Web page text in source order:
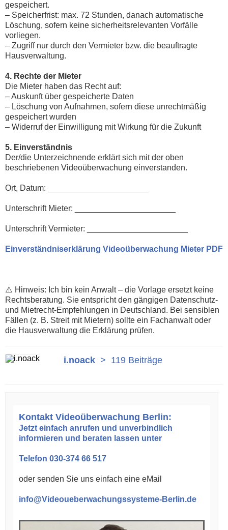
gespeichert.
– Speicherfrist: max. 72 Stunden, danach automatische
Löschung, sofern keine sicherheitsrelevanten Vorfälle
vorliegen.
– Zugriff nur durch den Vermieter bzw. die beauftragte
Hausverwaltung.
4. Rechte der Mieter
Die Mieter haben das Recht auf:
– Auskunft über gespeicherte Daten
– Löschung von Aufnahmen, sofern diese unrechtmäßig
gespeichert wurden
– Widerruf der Einwilligung mit Wirkung für die Zukunft
5. Einverständnis
Der/die Unterzeichnende erklärt sich mit der oben
beschriebenen Videoüberwachung einverstanden.
Ort, Datum: ______________________
Unterschrift Mieter: ______________________
Unterschrift Vermieter: ______________________
Einverständniserklärung Videoüberwachung Mieter PDF
⚠️ Hinweis: Ich bin kein Anwalt – die Vorlage ersetzt keine
Rechtsberatung. Sie entspricht den gängigen Datenschutz-
und Mietrecht-Empfehlungen in Deutschland. Bei sensiblen
Fällen (z. B. Streit mit Mietern) sollte ein Fachanwalt oder
die Hausverwaltung die Erklärung prüfen.
i.noack > 119 Beiträge
Kontakt Videoüberwachung Berlin:
Jetzt einfach anrufen und unverbindlich
informieren und beraten lassen unter
Telefon 030-374 66 517
oder senden Sie uns einfach eine eMail
info@Videoueberwachungssysteme-Berlin.de